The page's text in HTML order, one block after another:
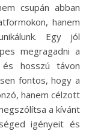
csupán abban
hanem
Egy jól
megragadni a
hosszú távon
fontos, hogy a
hanem célzott
a kívánt
igényeit és